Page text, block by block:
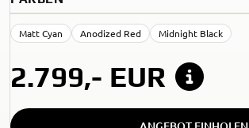
Matt Cyan Anodized Red Midnight Black
2.799,- EUR